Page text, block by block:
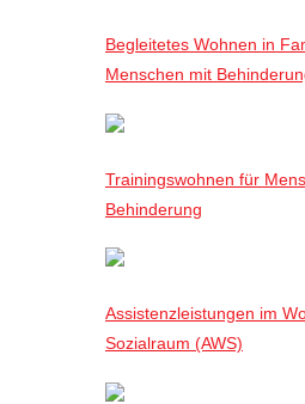
Begleitetes Wohnen in
Menschen mit
Trainingswohnen für
Behinderung
Assistenzleistungen im
Sozialraum (AWS)